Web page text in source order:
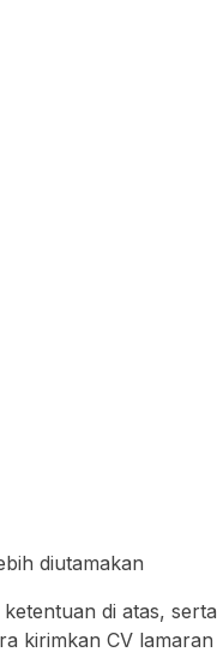
diutamakan
di atas,
kirimkan CV